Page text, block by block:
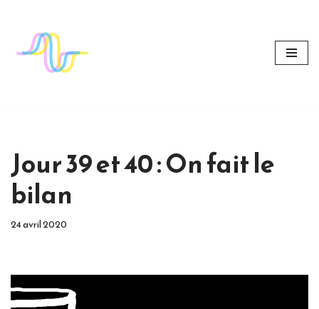
Aller
au
contenu
Jour 39 et 40 : On fait le
bilan
24 avril 2020